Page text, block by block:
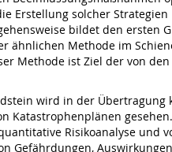
Erstellung solcher
bildet den ersten
ähnlichen Methode im
Methode ist Ziel der von
wird in der Übertragung
Katastrophenplänen
Risikoanalyse und
Gefährdungen,